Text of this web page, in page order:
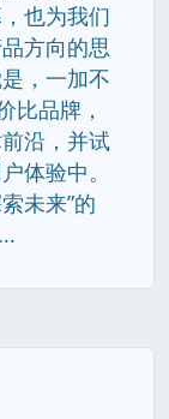
也为我们
方向的思
，一加不
比品牌，
沿，并试
体验中。
未来”的